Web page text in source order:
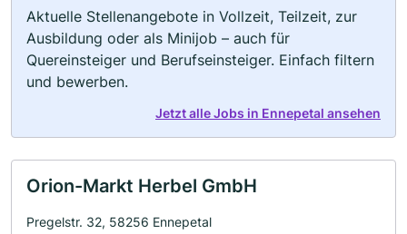
Aktuelle Stellenangebote in Vollzeit, Teilzeit, zur
Ausbildung oder als Minijob – auch für
Quereinsteiger und Berufseinsteiger. Einfach filtern
und bewerben.
Jetzt alle Jobs in Ennepetal ansehen
Orion-Markt Herbel GmbH
Pregelstr. 32, 58256 Ennepetal